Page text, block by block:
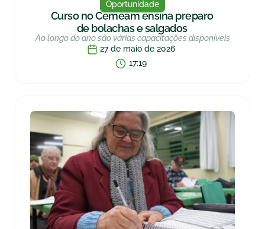
Oportunidade
Curso no Cemeam ensina preparo
de bolachas e salgados
Ao longo do ano são várias capacitações disponíveis
27 de maio de 2026
17:19